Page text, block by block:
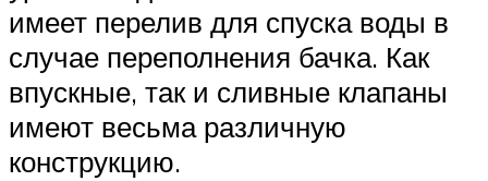
имеет перелив для спуска воды в
случае переполнения бачка. Как
впускные, так и сливные клапаны
имеют весьма различную
конструкцию.